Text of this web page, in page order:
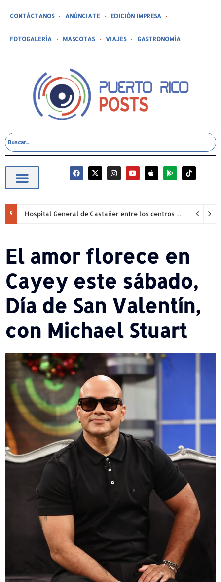
CONTÁCTANOS ANÚNCIATE EDICIÓN IMPRESA
FOTOGALERÍA MASCOTAS VIAJES GASTRONOMÍA
Hospital General de Castañer entre los centros de salud comunitarios con mejor desempeño clínico de Estados Unidos
El amor florece en
Cayey este sábado,
Día de San Valentín,
con Michael Stuart